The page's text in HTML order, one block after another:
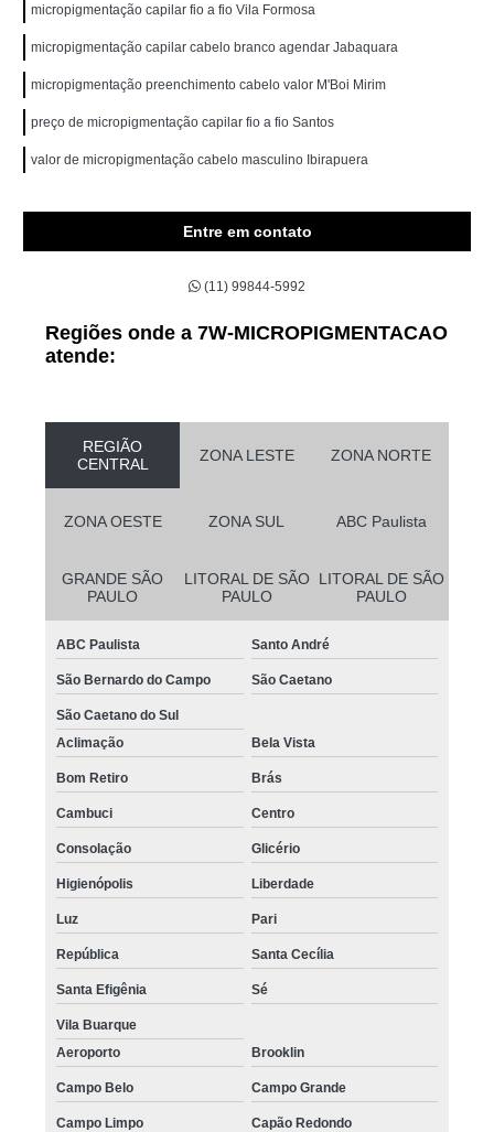
micropigmentação capilar fio a fio Vila Formosa
micropigmentação capilar cabelo branco agendar Jabaquara
micropigmentação preenchimento cabelo valor M'Boi Mirim
preço de micropigmentação capilar fio a fio Santos
valor de micropigmentação cabelo masculino Ibirapuera
Entre em contato
(11) 99844-5992
Regiões onde a 7W-MICROPIGMENTACAO
atende:
REGIÃO
CENTRAL
ZONA LESTE ZONA NORTE
ZONA OESTE ZONA SUL ABC Paulista
GRANDE SÃO
PAULO
LITORAL DE SÃO
PAULO
LITORAL DE SÃO
PAULO
ABC Paulista Santo André
São Bernardo do Campo São Caetano
São Caetano do Sul
Aclimação
Bela Vista
Bom Retiro Brás
Cambuci Centro
Consolação Glicério
Higienópolis Liberdade
Luz Pari
República Santa Cecília
Santa Efigênia Sé
Vila Buarque
Aeroporto
Brooklin
Campo Belo Campo Grande
Campo Limpo Capão Redondo